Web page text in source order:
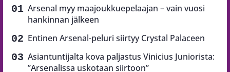
Arsenal myy maajoukkuepelaajan – vain vuosi
hankinnan jälkeen
Entinen Arsenal-peluri siirtyy Crystal Palaceen
Asiantuntijalta kova paljastus Vinicius Juniorista:
”Arsenalissa uskotaan siirtoon”